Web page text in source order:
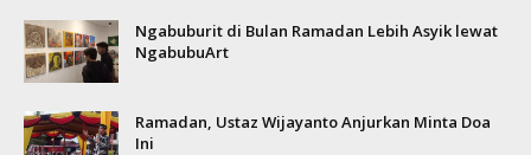
Ngabuburit di Bulan Ramadan Lebih Asyik lewat
NgabubuArt
Ramadan, Ustaz Wijayanto Anjurkan Minta Doa
Ini